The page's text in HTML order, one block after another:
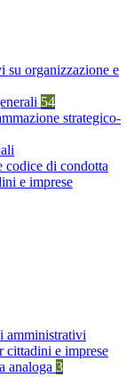
su organizzazione e
54
strategico-
codice di condotta
e imprese
amministrativi
cittadini e imprese
analoga 3